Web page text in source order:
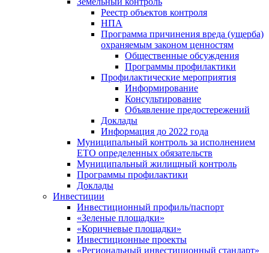
Реестр объектов контроля
НПА
Программа причинения вреда (ущерба)
охраняемым законом ценностям
Общественные обсуждения
Программы профилактики
Профилактические мероприятия
Информирование
Консультирование
Объявление предостережений
Доклады
Информация до 2022 года
Муниципальный контроль за исполнением
ЕТО определенных обязательств
Муниципальный жилищный контроль
Программы профилактики
Доклады
Инвестиции
Инвестиционный профиль/паспорт
«Зеленые площадки»
«Коричневые площадки»
Инвестиционные проекты
«Региональный инвестиционный стандарт»